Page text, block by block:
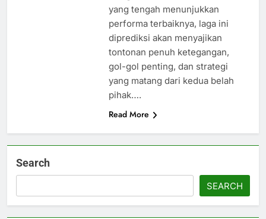
yang tengah menunjukkan
performa terbaiknya, laga ini
diprediksi akan menyajikan
tontonan penuh ketegangan,
gol-gol penting, dan strategi
yang matang dari kedua belah
pihak….
Read More
Search
SEARCH